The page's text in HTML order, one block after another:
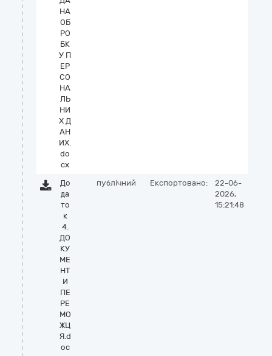
НА
ОБ
РО
БК
У П
ЕР
СО
НА
ЛЬ
НИ
Х Д
АН
ИХ.
do
cx
До
да
то
к
4.
ДО
КУ
МЕ
НТ
И
ПЕ
РЕ
МО
ЖЦ
Я.d
oc
публічний Експортовано:
22-06-
2026,
15:21:48